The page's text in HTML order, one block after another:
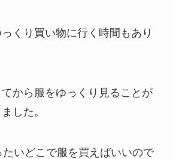
くり買い物に行く時間もあり
から服をゆっくり見ることが
した。
いどこで服を買えばいいので